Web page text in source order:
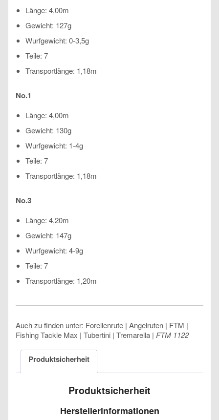
Länge: 4,00m
Gewicht: 127g
Wurfgewicht: 0-3,5g
Teile: 7
Transportlänge: 1,18m
No.1
Länge: 4,00m
Gewicht: 130g
Wurfgewicht: 1-4g
Teile: 7
Transportlänge: 1,18m
No.3
Länge: 4,20m
Gewicht: 147g
Wurfgewicht: 4-9g
Teile: 7
Transportlänge: 1,20m
Auch zu finden unter: Forellenrute | Angelruten | FTM |
Fishing Tackle Max | Tubertini | Tremarella | FTM 1122
Produktsicherheit
Produktsicherheit
Herstellerinformationen